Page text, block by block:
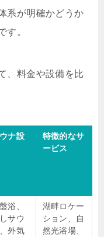
系が明確かどうか
す。
、料金や設備を比
ナ設
特徴的なサ
ービス
浴、
サウ
外気
湖畔ロケー
ション、自
然光浴場、